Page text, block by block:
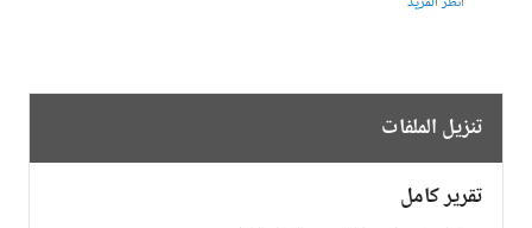
تنزيل الملفات
تقرير كامل